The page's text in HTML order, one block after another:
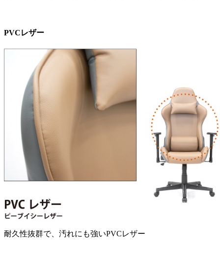
PVCレザー
耐久性抜群で、汚れにも強いPVCレザー